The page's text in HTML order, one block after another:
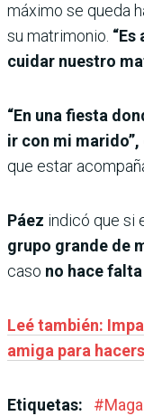
máximo se queda
su matrimonio.
cuidar nuestro
“En una fiesta
ir con mi
que estar
Páez indicó que si
grupo grande de
caso no hace
Leé también:
amiga para
Etiquetas: #